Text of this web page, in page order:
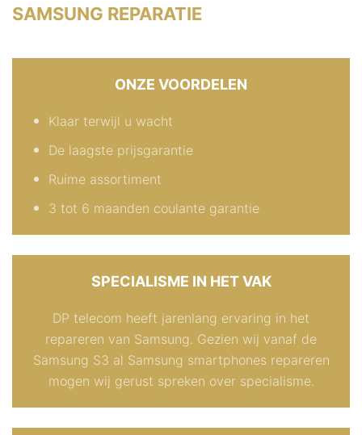
SAMSUNG REPARATIE
ONZE VOORDELEN
Klaar terwijl u wacht
De laagste prijsgarantie
Ruime assortiment
3 tot 6 maanden coulante garantie
SPECIALISME IN HET VAK
DP telecom heeft jarenlang ervaring in het
repareren van Samsung. Gezien wij vanaf de
Samsung S3 al Samsung smartphones repareren
mogen wij gerust spreken over specialisme.